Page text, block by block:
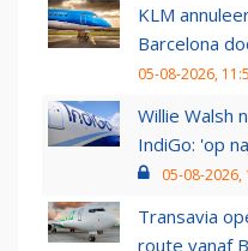
KLM
Barcelona
05-08-2026,
Willie Walsh
IndiGo: 'op
05-08-2026,
Transavia
route vanaf